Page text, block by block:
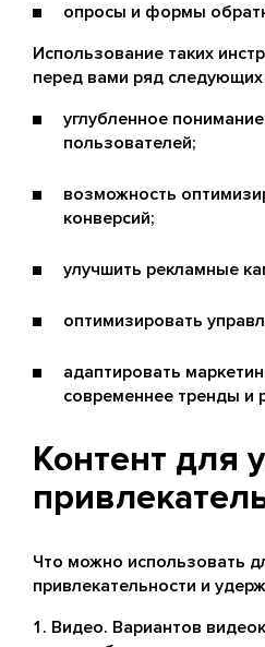
опросы и формы
Использование таких
перед вами ряд
углубленное
пользователей;
возможность
конверсий;
улучшить рекламные
оптимизировать
адаптировать
современнее тренды и
Контент для
Что можно использовать
привлекательности и
Видео. Вариантов